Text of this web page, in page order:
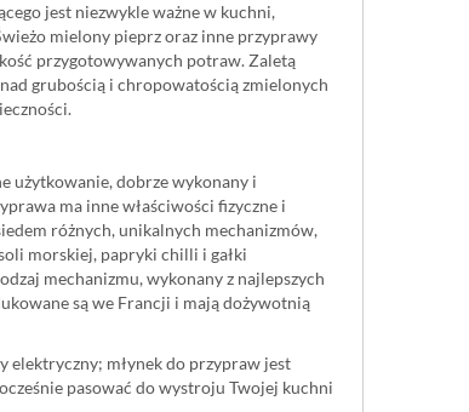
jest niezwykle ważne w kuchni,
mielony pieprz oraz inne przyprawy
przygotowywanych potraw. Zaletą
grubością i chropowatością zmielonych
użytkowanie, dobrze wykonany i
ma inne właściwości fizyczne i
różnych, unikalnych mechanizmów,
morskiej, papryki chilli i gałki
mechanizmu, wykonany z najlepszych
są we Francji i mają dożywotnią
elektryczny; młynek do przypraw jest
pasować do wystroju Twojej kuchni